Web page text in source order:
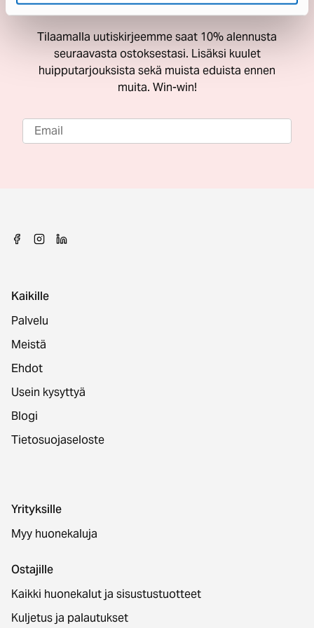
ostoksestasi
Tilaamalla uutiskirjeemme saat 10% alennusta
seuraavasta ostoksestasi. Lisäksi kuulet
huipputarjouksista sekä muista eduista ennen
muita. Win-win!
Kaikille
Palvelu
Meistä
Ehdot
Usein kysyttyä
Blogi
Tietosuojaseloste
Yrityksille
Myy huonekaluja
Ostajille
Kaikki huonekalut ja sisustustuotteet
Kuljetus ja palautukset